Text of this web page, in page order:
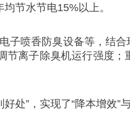
节水节电15%以上。
子喷香防臭设备等，结
离子除臭机运行强度
处”，实现了“降本增效”